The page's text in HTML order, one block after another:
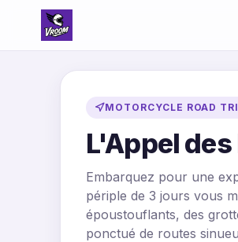
MOTORCYCLE ROAD
L'Appel
Embarquez pour une
périple de 3 jours vous
époustouflants, des
ponctué de routes